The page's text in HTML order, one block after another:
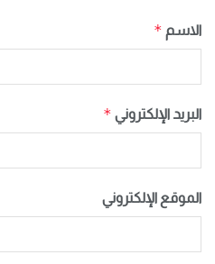
الاسم *
البريد الإلكتروني *
الموقع الإلكتروني